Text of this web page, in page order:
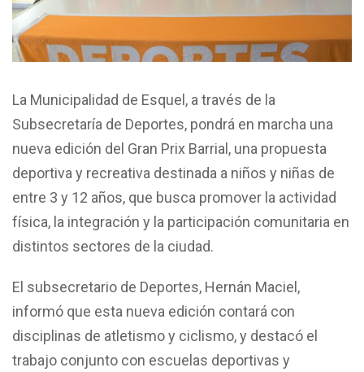
La Municipalidad de Esquel, a través de la
Subsecretaría de Deportes, pondrá en marcha una
nueva edición del Gran Prix Barrial, una propuesta
deportiva y recreativa destinada a niños y niñas de
entre 3 y 12 años, que busca promover la actividad
física, la integración y la participación comunitaria en
distintos sectores de la ciudad.
El subsecretario de Deportes, Hernán Maciel,
informó que esta nueva edición contará con
disciplinas de atletismo y ciclismo, y destacó el
trabajo conjunto con escuelas deportivas y